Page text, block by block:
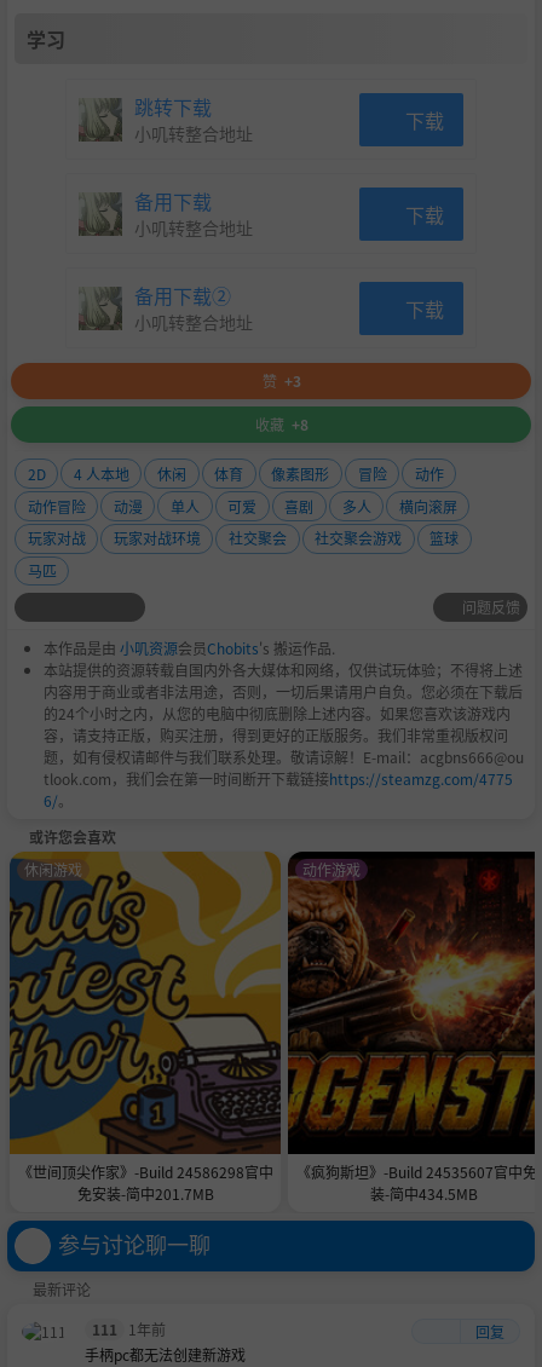
学习
跳转下载
小叽转整合地址 下载
备用下载
小叽转整合地址 下载
备用下载②
小叽转整合地址 下载
赞 +3
收藏 +8
2D 4 人本地 休闲 体育 像素图形 冒险
动作
动作冒险
动漫 单人 可爱 喜剧 多人
横向滚屏
玩家对战
玩家对战环境 社交聚会 社交聚会游戏
篮球
马匹
问题反馈
本作品是由 小叽资源会员Chobits's 搬运作品.
本站提供的资源转载自国内外各大媒体和网络，仅供试玩体验；不得将上述
内容用于商业或者非法用途，否则，一切后果请用户自负。您必须在下载后
的24个小时之内，从您的电脑中彻底删除上述内容。如果您喜欢该游戏内
容，请支持正版，购买注册，得到更好的正版服务。我们非常重视版权问
题，如有侵权请邮件与我们联系处理。敬请谅解！E-mail：acgbns666@ou
tlook.com，我们会在第一时间断开下载链接https://steamzg.com/4775
6/。
或许您会喜欢
《世间顶尖作家》-Build 24586298官中
免安装-简中201.7MB
休闲游戏
《疯狗斯坦》-Build 24535607官中免
装-简中434.5MB
动作游戏
参与讨论聊一聊
最新评论
111
1年前
回复
手柄pc都无法创建新游戏